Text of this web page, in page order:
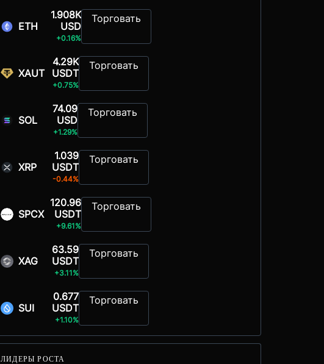
ETH
1.908K
USD
+0.16%
Торговать
XAUT
4.29K
USDT
+0.75%
Торговать
SOL
74.09
USD
+1.29%
Торговать
XRP
1.039
USDT
-0.44%
Торговать
SPCX
120.96
USDT
+9.61%
Торговать
XAG
63.59
USDT
+3.11%
Торговать
SUI
0.677
USDT
+1.10%
Торговать
ЛИДЕРЫ РОСТА